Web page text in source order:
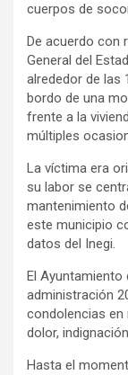
cuerpos de
De acuerdo con
General del
alrededor de las
bordo de una
frente a la
múltiples
La víctima era
su labor se
mantenimiento
este municipio
datos del Inegi.
El Ayuntamiento
administración
condolencias en
dolor,
Hasta el